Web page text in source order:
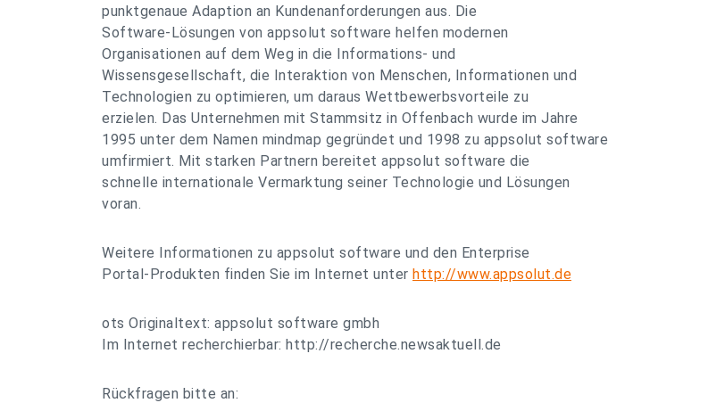
punktgenaue Adaption an Kundenanforderungen aus. Die
Software-Lösungen von appsolut software helfen modernen
Organisationen auf dem Weg in die Informations- und
Wissensgesellschaft, die Interaktion von Menschen, Informationen und
Technologien zu optimieren, um daraus Wettbewerbsvorteile zu
erzielen. Das Unternehmen mit Stammsitz in Offenbach wurde im Jahre
1995 unter dem Namen mindmap gegründet und 1998 zu appsolut software
umfirmiert. Mit starken Partnern bereitet appsolut software die
schnelle internationale Vermarktung seiner Technologie und Lösungen
voran.
Weitere Informationen zu appsolut software und den Enterprise
Portal-Produkten finden Sie im Internet unter http://www.appsolut.de
ots Originaltext: appsolut software gmbh
Im Internet recherchierbar: http://recherche.newsaktuell.de
Rückfragen bitte an: